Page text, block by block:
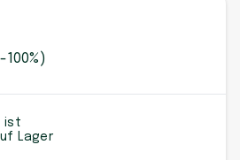
100%)
ist
Lager